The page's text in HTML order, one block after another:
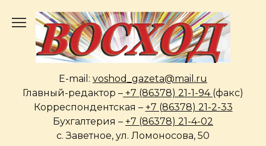
содержанию
E-mail: voshod_gazeta@mail.ru
Главный-редактор – +7 (86378) 21-1-94 (факс)
Корреспондентская – +7 (86378) 21-2-33
Бухгалтерия – +7 (86378) 21-4-02
с. Заветное, ул. Ломоносова, 50